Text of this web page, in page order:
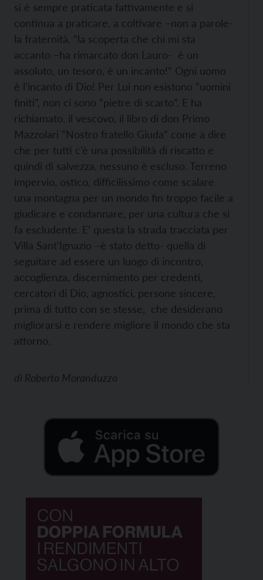
si è sempre praticata fattivamente e si
continua a praticare, a coltivare –non a parole-
la fraternità, “la scoperta che chi mi sta
accanto –ha rimarcato don Lauro- è un
assoluto, un tesoro, è un incanto!” Ogni uomo
è l’incanto di Dio! Per Lui non esistono “uomini
finiti”, non ci sono “pietre di scarto”. E ha
richiamato, il vescovo, il libro di don Primo
Mazzolari “Nostro fratello Giuda” come a dire
che per tutti c’è una possibilità di riscatto e
quindi di salvezza, nessuno è escluso. Terreno
impervio, ostico, difficilissimo come scalare
una montagna per un mondo fin troppo facile a
giudicare e condannare, per una cultura che si
fa escludente. E’ questa la strada tracciata per
Villa Sant’Ignazio –è stato detto- quella di
seguitare ad essere un luogo di incontro,
accoglienza, discernimento per credenti,
cercatori di Dio, agnostici, persone sincere,
prima di tutto con se stesse, che desiderano
migliorarsi e rendere migliore il mondo che sta
attorno.
di Roberto Moranduzzo